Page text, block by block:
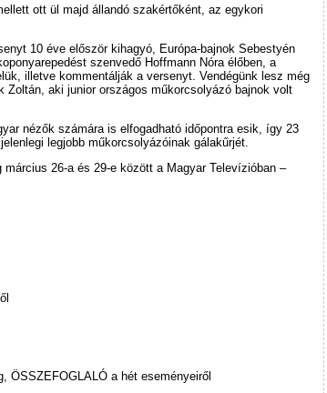
ott ül majd állandó szakértőként, az egykori
10 éve először kihagyó, Európa-bajnok Sebestyén
szenvedő Hoffmann Nóra élőben, a
illetve kommentálják a versenyt. Vendégünk lesz még
Zoltán, aki junior országos műkorcsolyázó bajnok volt
nézők számára is elfogadható időpontra esik, így 23
legjobb műkorcsolyázóinak gálakűrjét.
26-a és 29-e között a Magyar Televízióban –
ÖSSZEFOGLALÓ a hét eseményeiről